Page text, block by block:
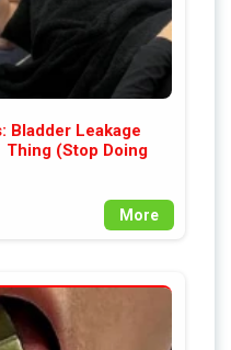
Bladder Leakage
Thing (Stop Doing
More